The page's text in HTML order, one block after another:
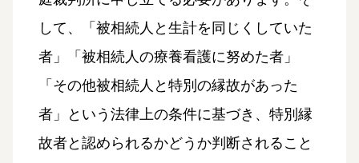
して、「被相続人と生計を同じくしていた
者」「被相続人の療養看護に努めた者」
「その他被相続人と特別の縁故があった
者」という法律上の条件に基づき、特別縁
故者と認められるかどうか判断されること